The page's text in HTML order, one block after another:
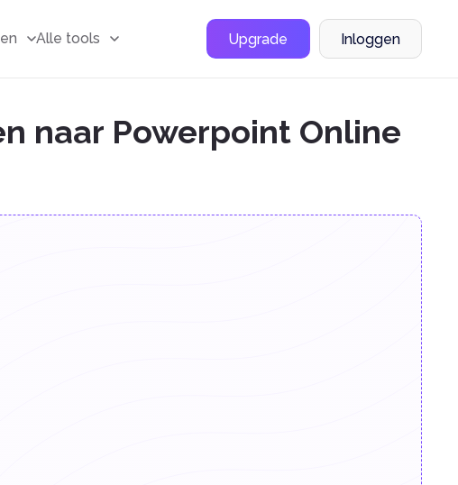
Alle tools Upgrade Inloggen
naar Powerpoint Online